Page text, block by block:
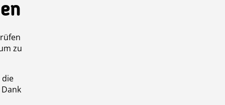
zu
die